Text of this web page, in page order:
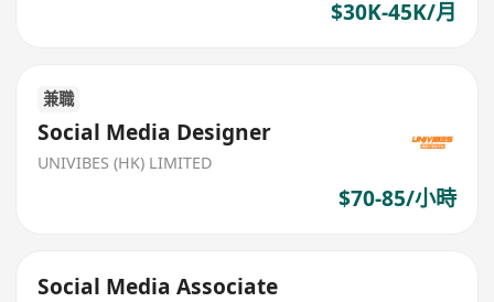
$30K-45K/月
兼職
Social Media Designer
UNIVIBES (HK) LIMITED
$70-85/小時
Social Media Associate